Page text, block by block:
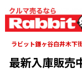
ラビット鎌ヶ谷白井木下
最新入庫販売